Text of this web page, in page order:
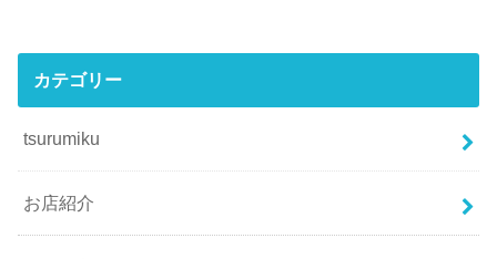
カテゴリー
tsurumiku
お店紹介